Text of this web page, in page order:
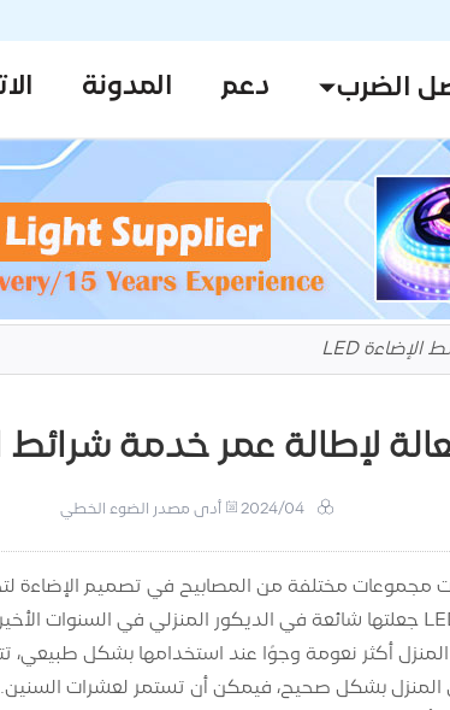
الضرب دعم المدونة
2024/04 أدى مصدر الضوء الخطي
مجموعات مختلفة من المصابيح في تصميم الإضاءة